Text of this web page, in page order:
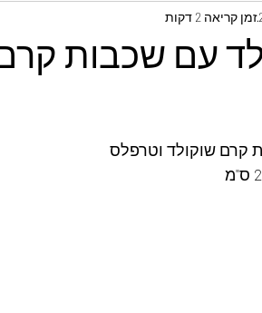
עם שכבות
זמן קריאה 2 דקות
קרם שוקולד וטרפלס